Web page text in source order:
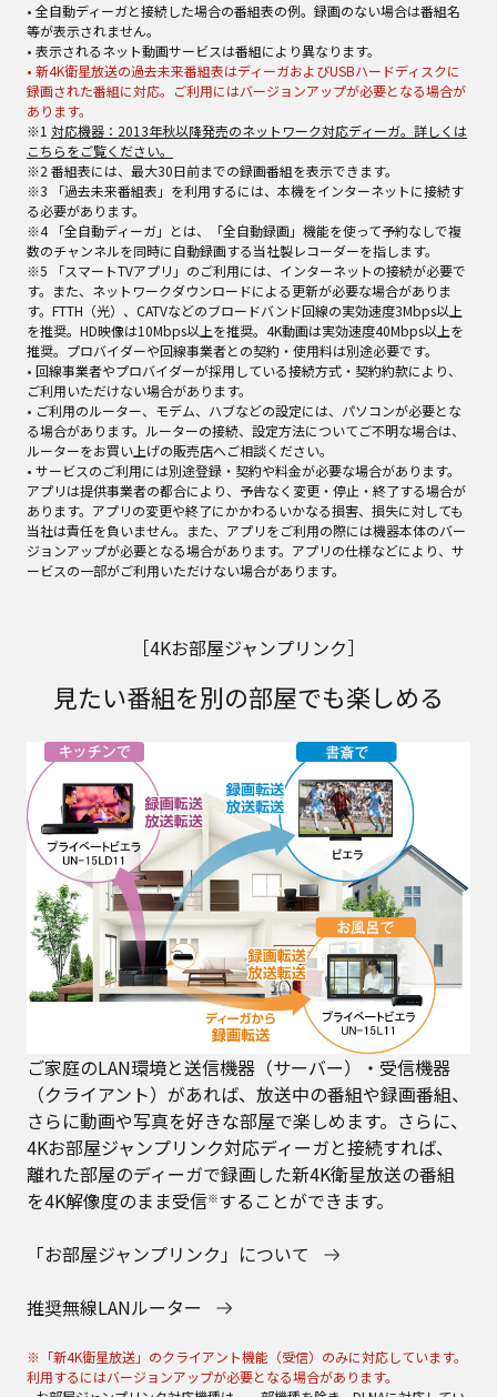
• 全自動ディーガと接続した場合の番組表の例。録画のない場合は番組名
等が表示されません。
• 表示されるネット動画サービスは番組により異なります。
• 新4K衛星放送の過去未来番組表はディーガおよびUSBハードディスクに
録画された番組に対応。ご利用にはバージョンアップが必要となる場合が
あります。
※1 対応機器：2013年秋以降発売のネットワーク対応ディーガ。詳しくは
こちらをご覧ください。
※2 番組表には、最大30日前までの録画番組を表示できます。
※3 「過去未来番組表」を利用するには、本機をインターネットに接続す
る必要があります。
※4 「全自動ディーガ」とは、「全自動録画」機能を使って予約なしで複
数のチャンネルを同時に自動録画する当社製レコーダーを指します。
※5 「スマートTVアプリ」のご利用には、インターネットの接続が必要で
す。また、ネットワークダウンロードによる更新が必要な場合がありま
す。FTTH（光）、CATVなどのブロードバンド回線の実効速度3Mbps以上
を推奨。HD映像は10Mbps以上を推奨。4K動画は実効速度40Mbps以上を
推奨。プロバイダーや回線事業者との契約・使用料は別途必要です。
• 回線事業者やプロバイダーが採用している接続方式・契約約款により、
ご利用いただけない場合があります。
• ご利用のルーター、モデム、ハブなどの設定には、パソコンが必要とな
る場合があります。ルーターの接続、設定方法についてご不明な場合は、
ルーターをお買い上げの販売店へご相談ください。
• サービスのご利用には別途登録・契約や料金が必要な場合があります。
アプリは提供事業者の都合により、予告なく変更・停止・終了する場合が
あります。アプリの変更や終了にかかわるいかなる損害、損失に対しても
当社は責任を負いません。また、アプリをご利用の際には機器本体のバー
ジョンアップが必要となる場合があります。アプリの仕様などにより、サ
ービスの一部がご利用いただけない場合があります。
［4Kお部屋ジャンプリンク］
見たい番組を別の部屋でも楽しめる
ご家庭のLAN環境と送信機器（サーバー）・受信機器
（クライアント）があれば、放送中の番組や録画番組、
さらに動画や写真を好きな部屋で楽しめます。さらに、
4Kお部屋ジャンプリンク対応ディーガと接続すれば、
離れた部屋のディーガで録画した新4K衛星放送の番組
を4K解像度のまま受信※することができます。
「お部屋ジャンプリンク」について
推奨無線LANルーター
※「新4K衛星放送」のクライアント機能（受信）のみに対応しています。
利用するにはバージョンアップが必要となる場合があります。